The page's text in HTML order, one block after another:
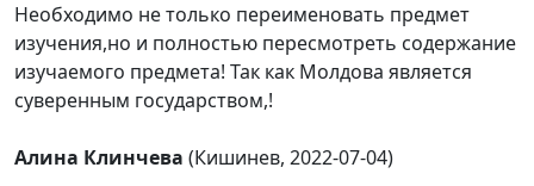
Необходимо не только переименовать предмет
изучения,но и полностью пересмотреть содержание
изучаемого предмета! Так как Молдова является
суверенным государством,!
Алина Клинчева (Кишинев, 2022-07-04)